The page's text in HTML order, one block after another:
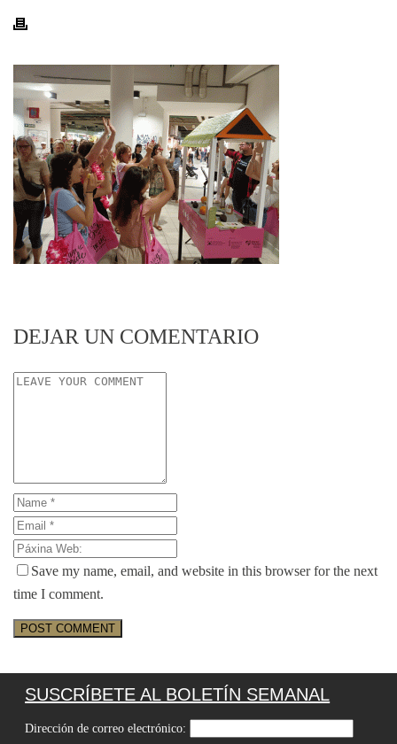
DEJAR UN COMENTARIO
Save my name, email, and website in this browser for the next
time I comment.
SUSCRÍBETE AL BOLETÍN SEMANAL
Dirección de correo electrónico: